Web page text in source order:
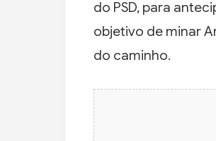
do PSD, para
objetivo de minar
do caminho.